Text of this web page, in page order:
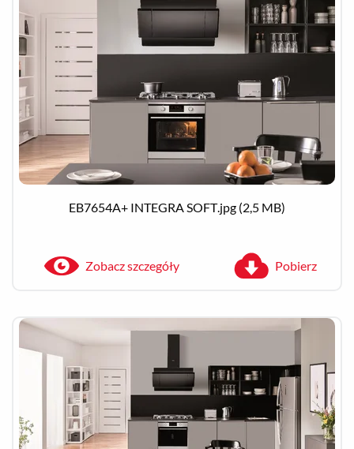
EB7654A+ INTEGRA SOFT.jpg (2,5 MB)
Zobacz szczegóły Pobierz
Zobacz szczegóły Pobierz
Zobacz szczegóły Pobierz